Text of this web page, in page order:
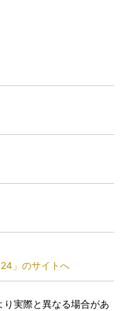
」のサイトへ
実際と異なる場合があ